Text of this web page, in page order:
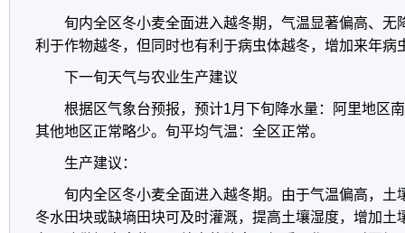
旬内全区冬小麦全面进入越冬期，气温显著偏高、无
利于作物越冬，但同时也有利于病虫体越冬，增加来年病
下一旬天气与农业生产建议
根据区气象台预报，预计1月下旬降水量：阿里地区
其他地区正常略少。旬平均气温：全区正常。
生产建议：
旬内全区冬小麦全面进入越冬期。由于气温偏高，土
冬水田块或缺墒田块可及时灌溉，提高土壤湿度，增加土